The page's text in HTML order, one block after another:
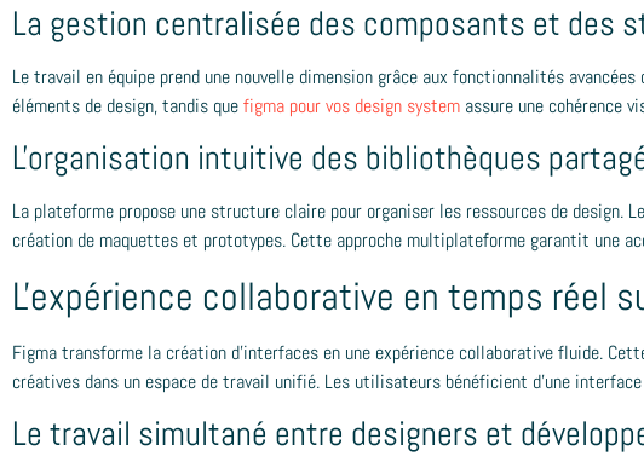
La gestion centralisée des composants et des
Le travail en équipe prend une nouvelle dimension grâce aux fonctionnalités
éléments de design, tandis quefigma pour vos design system assure une cohérence
L'organisation intuitive des bibliothèques
La plateforme propose une structure claire pour organiser les ressources de
création de maquettes et prototypes. Cette approche multiplateforme garantit une
L'expérience collaborative en temps réel
Figma transforme la création d'interfaces en une expérience collaborative fluide.
créatives dans un espace de travail unifié. Les utilisateurs bénéficient d'une
Le travail simultané entre designers et